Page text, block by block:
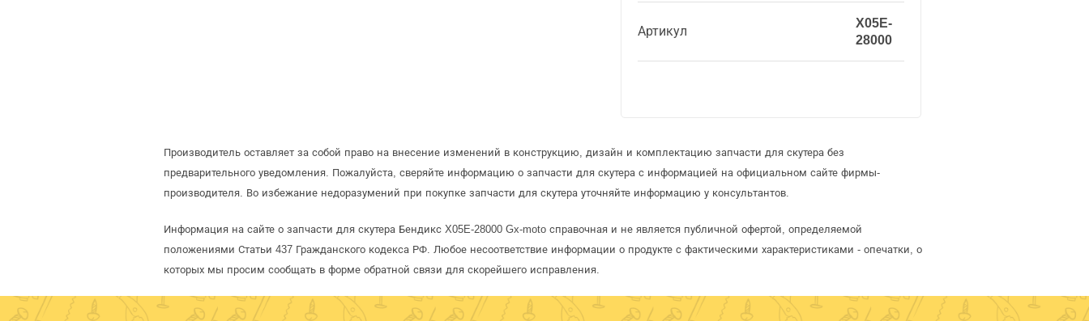
Артикул
X05E-
28000
Производитель оставляет за собой право на внесение изменений в конструкцию, дизайн и комплектацию запчасти для скутера без
предварительного уведомления. Пожалуйста, сверяйте информацию о запчасти для скутера с информацией на официальном сайте фирмы-
производителя. Во избежание недоразумений при покупке запчасти для скутера уточняйте информацию у консультантов.
Информация на сайте о запчасти для скутера Бендикс X05E-28000 Gx-moto справочная и не является публичной офертой, определяемой
положениями Статьи 437 Гражданского кодекса РФ. Любое несоответствие информации о продукте с фактическими характеристиками - опечатки, о
которых мы просим сообщать в форме обратной связи для скорейшего исправления.